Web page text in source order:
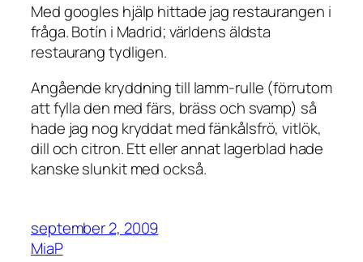
Med googles hjälp hittade jag restaurangen i
fråga. Botín i Madrid; världens äldsta
restaurang tydligen.
Angående kryddning till lamm-rulle (förrutom
att fylla den med färs, bräss och svamp) så
hade jag nog kryddat med fänkålsfrö, vitlök,
dill och citron. Ett eller annat lagerblad hade
kanske slunkit med också.
september 2, 2009
MiaP